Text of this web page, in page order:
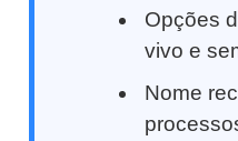
Opções
vivo e
Nome